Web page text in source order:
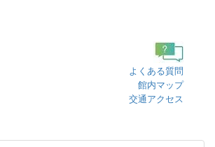
よくある質問
館内マップ
交通アクセス